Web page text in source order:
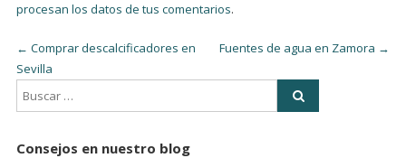
procesan los datos de tus comentarios.
← Comprar descalcificadores en
Sevilla
Fuentes de agua en Zamora →
Consejos en nuestro blog